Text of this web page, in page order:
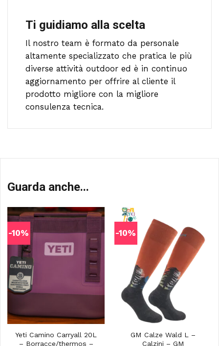
Ti guidiamo alla scelta
Il nostro team è formato da personale
altamente specializzato che pratica le più
diverse attività outdoor ed è in continuo
aggiornamento per offrire al cliente il
prodotto migliore con la migliore
consulenza tecnica.
Guarda anche...
-10%
Yeti Camino Carryall 20L
– Borracce/thermos –
-10%
GM Calze Wald L –
Calzini – GM